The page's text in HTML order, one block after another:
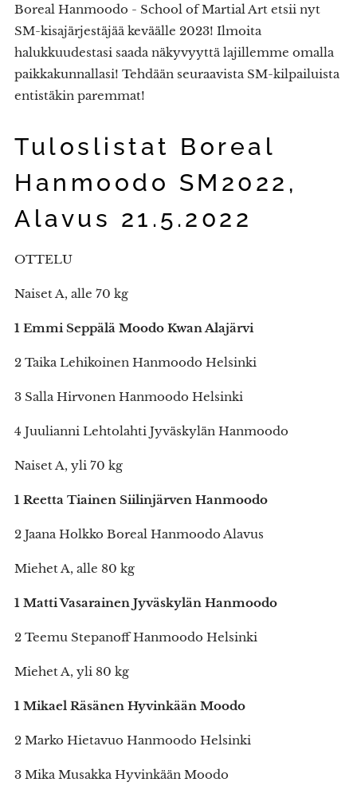
Boreal Hanmoodo - School of Martial Art etsii nyt
SM-kisajärjestäjää keväälle 2023! Ilmoita
halukkuudestasi saada näkyvyyttä lajillemme omalla
paikkakunnallasi! Tehdään seuraavista SM-kilpailuista
entistäkin paremmat!
Tuloslistat Boreal
Hanmoodo SM2022,
Alavus 21.5.2022
OTTELU
Naiset A, alle 70 kg
1 Emmi Seppälä Moodo Kwan Alajärvi
2 Taika Lehikoinen Hanmoodo Helsinki
3 Salla Hirvonen Hanmoodo Helsinki
4 Juulianni Lehtolahti Jyväskylän Hanmoodo
Naiset A, yli 70 kg
1 Reetta Tiainen Siilinjärven Hanmoodo
2 Jaana Holkko Boreal Hanmoodo Alavus
Miehet A, alle 80 kg
1 Matti Vasarainen Jyväskylän Hanmoodo
2 Teemu Stepanoff Hanmoodo Helsinki
Miehet A, yli 80 kg
1 Mikael Räsänen Hyvinkään Moodo
2 Marko Hietavuo Hanmoodo Helsinki
3 Mika Musakka Hyvinkään Moodo